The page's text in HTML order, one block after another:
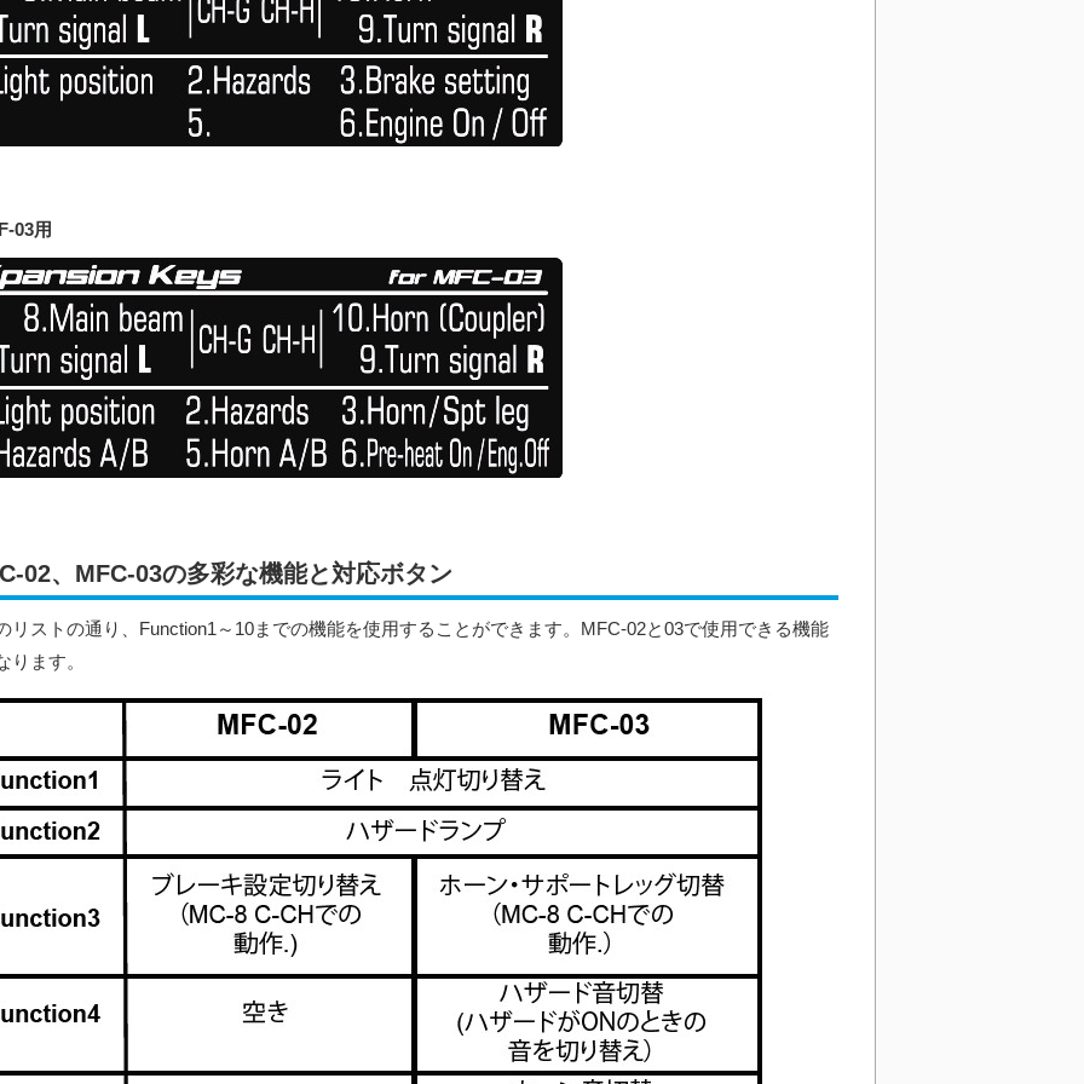
03用
02、MFC-03の多彩な機能と対応ボタン
リストの通り、Function1～10までの機能を使用することができます。MFC-02と03で使用できる機能
ります。